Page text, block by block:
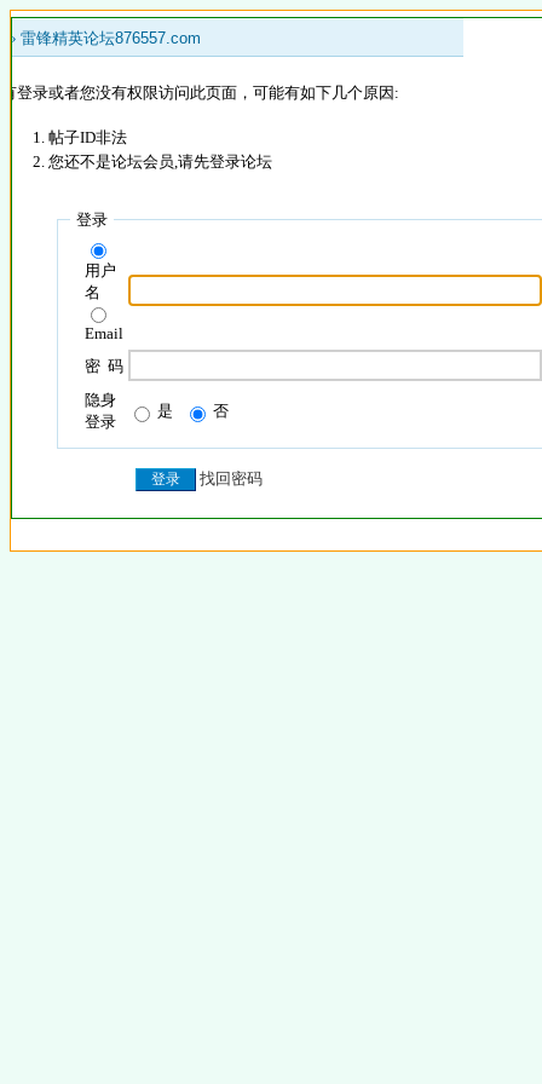
» 雷锋精英论坛876557.com
登录或者您没有权限访问此页面，可能有如下几个原因:
帖子ID非法
您还不是论坛会员,请先登录论坛
登录
用户
名
Email
密 码
隐身
登录
是 否
找回密码